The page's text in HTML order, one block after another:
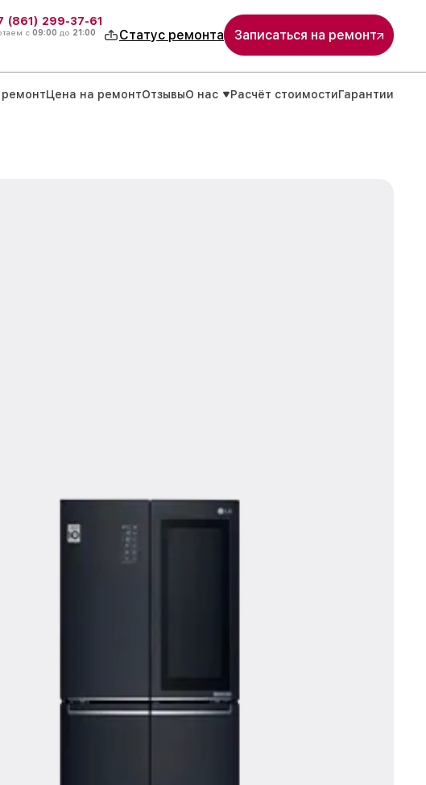
(861) 299-37-61
с 09:00 до 21:00 Статус ремонта Записаться на ремонт
Цена на ремонтОтзывыО нас Расчёт стоимостиГарантии